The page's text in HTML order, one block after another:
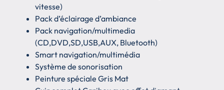
vitesse)
Pack d’éclairage d’ambiance
Pack navigation/multimedia
(CD,DVD,SD,USB,AUX, Bluetooth)
Smart navigation/multimédia
Système de sonorisation
Peinture spéciale Gris Mat